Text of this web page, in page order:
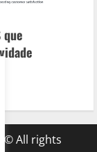
que
All rights